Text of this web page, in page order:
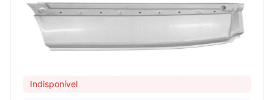
Indisponível